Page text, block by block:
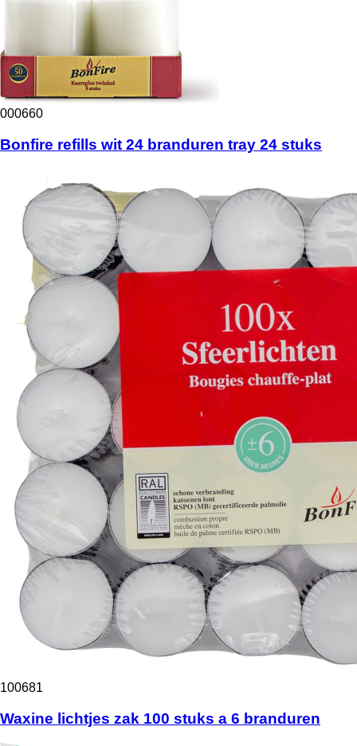
000660
Bonfire refills wit 24 branduren tray 24 stuks
100681
Waxine lichtjes zak 100 stuks a 6 branduren